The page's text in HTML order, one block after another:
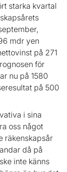
starka kvartal
mdr yen
på 271
för
nu på 1580
på 500
i sina
oss något
räkenskapsår
då på
inte känns